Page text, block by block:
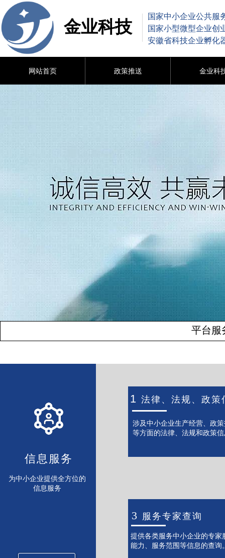
国家中小企业公共服
国家小型微型企业创
安徽省科技企业孵化
金业科技
网站首页 政策推送 金业科
平台服
1 法律、法规、政策
涉及中小企业生产经营、政
等方面的法律、法规和政策
3 服务专家查询
提供各类服务中小企业的专家
能力、服务范围等信息的查询
信息服务
为中小企业提供全方位的
信息服务